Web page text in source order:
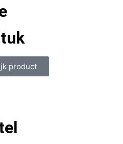
product